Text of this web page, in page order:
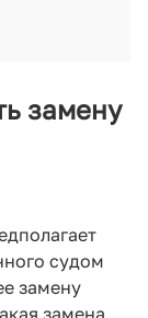
замену
судом
замену